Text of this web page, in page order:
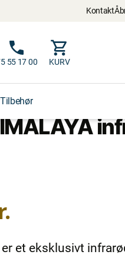
Kontakt
55 17 00
KURV
Tilbehør
et eksklusivt